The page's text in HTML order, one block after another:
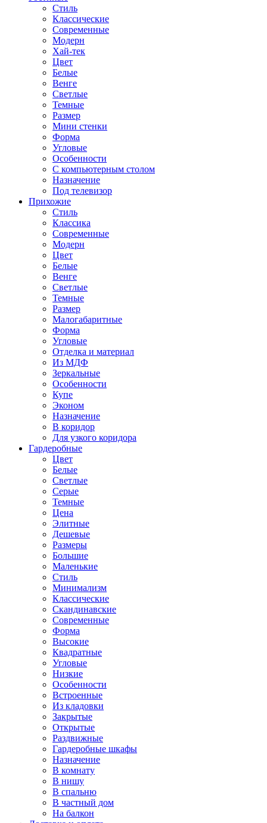
Стиль
Классические
Современные
Модерн
Хай-тек
Цвет
Белые
Венге
Светлые
Темные
Размер
Мини стенки
Форма
Угловые
Особенности
С компьютерным столом
Назначение
Под телевизор
Прихожие
Стиль
Классика
Современные
Модерн
Цвет
Белые
Венге
Светлые
Темные
Размер
Малогабаритные
Форма
Угловые
Отделка и материал
Из МДФ
Зеркальные
Особенности
Купе
Эконом
Назначение
В коридор
Для узкого коридора
Гардеробные
Цвет
Белые
Светлые
Серые
Темные
Цена
Элитные
Дешевые
Размеры
Большие
Маленькие
Стиль
Минимализм
Классические
Скандинавские
Современные
Форма
Высокие
Квадратные
Угловые
Низкие
Особенности
Встроенные
Из кладовки
Закрытые
Открытые
Раздвижные
Гардеробные шкафы
Назначение
В комнату
В нишу
В спальню
В частный дом
На балкон